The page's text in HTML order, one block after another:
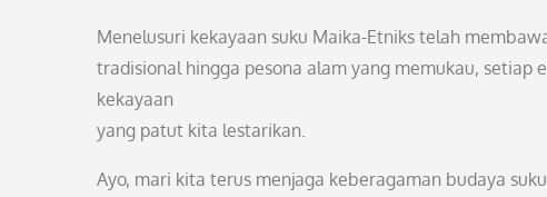
Menelusuri kekayaan suku Maika-Etniks telah
tradisional hingga pesona alam yang memukau,
kekayaan
yang patut kita lestarikan.
Ayo, mari kita terus menjaga keberagaman budaya